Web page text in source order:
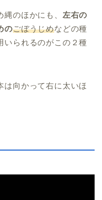
のほかにも、 左右の
のごぼうじめなどの種
いられるのがこの２種
は向かって右に太いほ